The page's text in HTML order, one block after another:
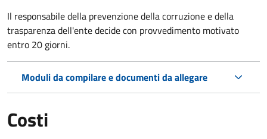
Il responsabile della prevenzione della corruzione e della
trasparenza dell'ente decide con provvedimento motivato
entro 20 giorni.
Moduli da compilare e documenti da allegare
Costi